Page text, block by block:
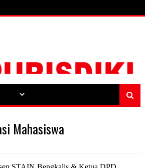
Mahasiswa